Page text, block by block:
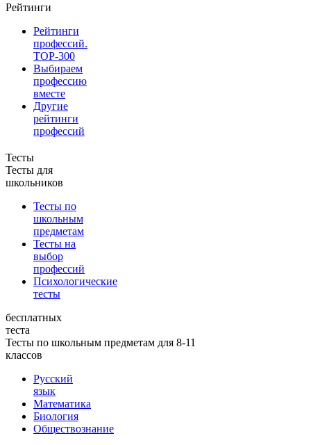
Рейтинги
Рейтинги
профессий.
TOP-300
Выбираем
профессию
вместе
Другие
рейтинги
профессий
Тесты
Тесты для
школьников
Тесты по
школьным
предметам
Тесты на
выбор
профессий
Психологические
тесты
бесплатных
теста
Тесты по школьным предметам для 8-11
классов
Русский
язык
Математика
Биология
Обществознание